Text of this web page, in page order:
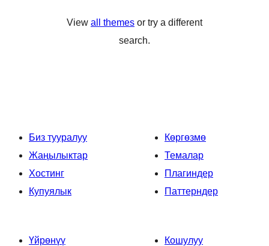
View all themes or try a different
search.
Биз тууралуу
Жаңылыктар
Хостинг
Купуялык
Көргөзмө
Темалар
Плагиндер
Паттерндер
Үйрөнүү
Кошулуу